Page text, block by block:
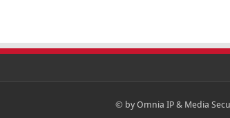
© by Omnia IP & Media